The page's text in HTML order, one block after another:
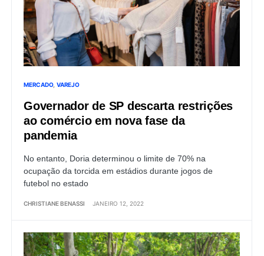
MERCADO VAREJO
Governador de SP descarta restrições
ao comércio em nova fase da
pandemia
No entanto, Doria determinou o limite de 70% na
ocupação da torcida em estádios durante jogos de
futebol no estado
CHRISTIANE BENASSI JANEIRO 12, 2022